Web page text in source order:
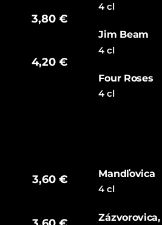
3,80 €
4,20 €
4 cl
Jim Beam
4 cl
Four Roses
4 cl
3,60 €
Mandľovica
4 cl
Zázvorovica,